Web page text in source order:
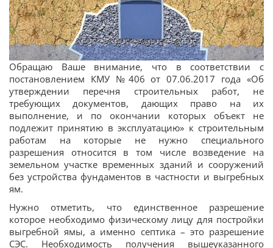
Обращаю Ваше внимание, что в соответствии с
постановлением КМУ №406 от 07.06.2017 года «Об
утверждении перечня строительных работ, не
требующих документов, дающих право на их
выполнение, и по окончании которых объект не
подлежит принятию в эксплуатацию» к строительным
работам на которые не нужно специального
разрешения относится в том числе возведение на
земельном участке временных зданий и сооружений
без устройства фундаментов в частности и выгребных
ям.
Нужно отметить, что единственное разрешение
которое необходимо физическому лицу для постройки
выгребной ямы, а именно септика – это разрешение
СЭС. Необходимость получения вышеуказанного